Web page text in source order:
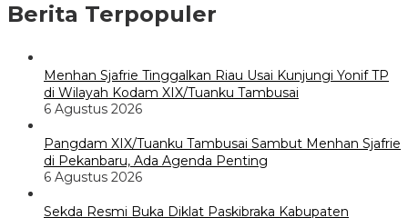
Berita Terpopuler
Menhan Sjafrie Tinggalkan Riau Usai Kunjungi Yonif TP
di Wilayah Kodam XIX/Tuanku Tambusai
6 Agustus 2026
Pangdam XIX/Tuanku Tambusai Sambut Menhan Sjafrie
di Pekanbaru, Ada Agenda Penting
6 Agustus 2026
Sekda Resmi Buka Diklat Paskibraka Kabupaten